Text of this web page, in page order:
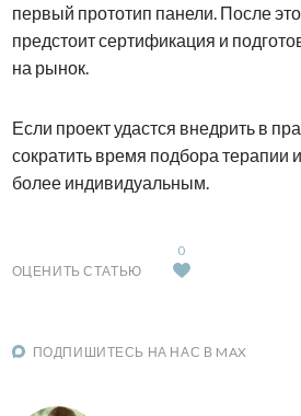
первый прототип панели. После
предстоит сертификация и
на рынок.
Если проект удастся внедрить в
сократить время подбора терапии
более индивидуальным.
ОЦЕНИТЬ СТАТЬЮ
0
ПОДПИШИТЕСЬ НА НАС В MAX